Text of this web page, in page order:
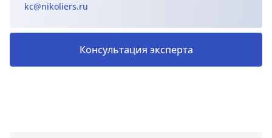
kc@nikoliers.ru
Консультация эксперта